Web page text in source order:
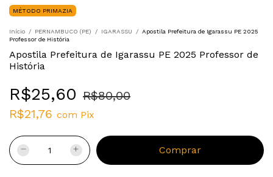
MÉTODO PRIMAZIA
Início / PERNAMBUCO (PE) / IGARASSU / Apostila Prefeitura de Igarassu PE 2025
Professor de História
Apostila Prefeitura de Igarassu PE 2025 Professor de
História
R$25,60 R$80,00
R$21,76 com Pix